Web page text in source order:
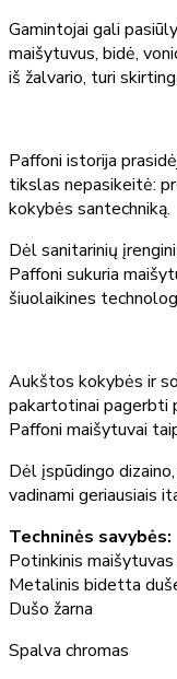
Gamintojai gali
maišytuvus, bidė,
iš žalvario, turi
Paffoni istorija
tikslas nepasikeitė:
kokybės santechniką.
Dėl sanitarinių
Paffoni sukuria
šiuolaikines
Aukštos kokybės ir
pakartotinai pagerbti
Paffoni maišytuvai
Dėl įspūdingo
vadinami geriausiais
Techninės savybės:
Potinkinis
Metalinis bidetta
Dušo žarna
Spalva chromas